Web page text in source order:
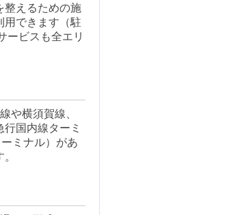
整えるための施
用できます（駐
ービスも全エリ
や横須賀線、
国内線ターミ
ミナル）があ